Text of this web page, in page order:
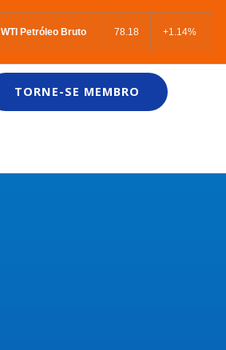
WTI Petróleo Bruto 78.18 +1.14%
TORNE-SE MEMBRO